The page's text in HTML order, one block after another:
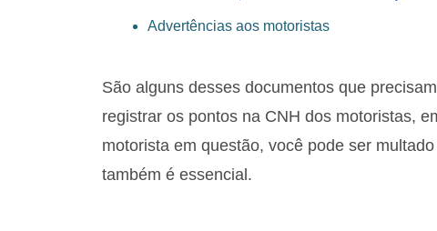
Advertências aos motoristas
São alguns desses documentos que
registrar os pontos na CNH dos motoristas,
motorista em questão, você pode ser
também é essencial.